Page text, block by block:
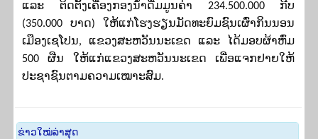
ແລະ ຕິດຕັ້ງເຄື່ອງກອງນ້ຳດື່ມມູນຄ່າ 234.500.000
ກີບ
(350.000 ບາດ) ໃຫ້ແກ່ໂຮງຮຽນມັດທະຍົມຊົນເຜົ່າກິນນອນ
ເມືອງເຊໂປນ, ແຂວງສະຫວັນນະເຂດ ແລະ
ໄດ້ມອບຜ້າຫົ່ມ
500 ຜືນ ໃຫ້ແກ່ແຂວງສະຫວັນນະເຂດ ເພື່ອແຈກຢາຍໃຫ້
ປະຊາຊົນຕາມຄວາມເໝາະສົມ.
​ຂ່າວ​ໃໝ່​ລ່າ​ສຸດ